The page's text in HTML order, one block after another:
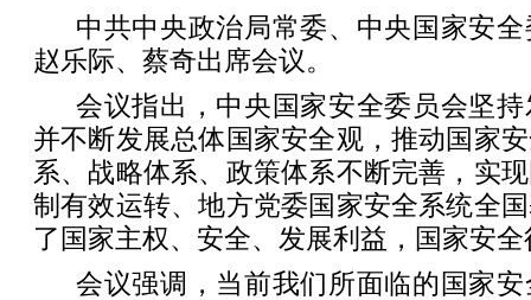
中共中央政治局常委、中央国家安
赵乐际、蔡奇出席会议。
会议指出，中央国家安全委员会坚
并不断发展总体国家安全观，推动国家
系、战略体系、政策体系不断完善，实
制有效运转、地方党委国家安全系统全
了国家主权、安全、发展利益，国家安
会议强调，当前我们所面临的国家